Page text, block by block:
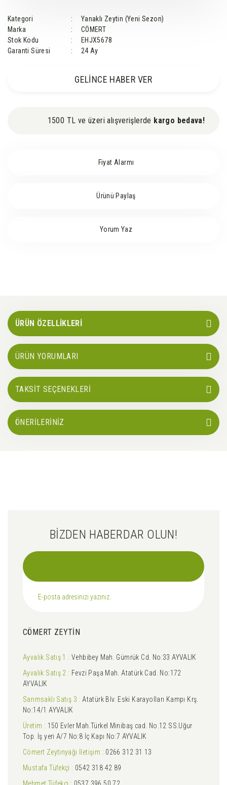
Kategori
Yanaklı Zeytin (Yeni Sezon)
Marka
CÖMERT
Stok Kodu
EHJX5678
Garanti Süresi
24 Ay
GELİNCE HABER VER
1500 TL ve üzeri alışverişlerde kargo bedava!
Fiyat Alarmı
Ürünü Paylaş
Yorum Yaz
ÜRÜN ÖZELLİKLERİ
ÜRÜN YORUMLARI
TAKSİT SEÇENEKLERİ
ÖNERİLERİNİZ
BİZDEN HABERDAR OLUN!
CÖMERT ZEYTİN
Ayvalık Satış 1 : Vehbibey Mah. Gümrük Cd. No:33 AYVALIK
Ayvalık Satış 2 : Fevzi Paşa Mah. Atatürk Cad. No:172
AYVALIK
Sarımsaklı Satış 3 : Atatürk Blv. Eski Karayolları Kampı Krş.
No:14/1 AYVALIK
Üretim : 150 Evler Mah.Türkel Minibaş cad. No.12 SS.Uğur
Top. İş yeri A/7 No:8 İç Kapı No:7 AYVALIK
Cömert Zeytinyağı İletişim : 0266 312 31 13
Mustafa Tüfekçi : 0542 318 42 89